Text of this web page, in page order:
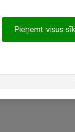
Pieņemt visus